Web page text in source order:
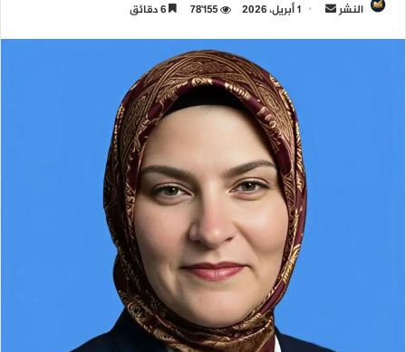
النشر 1 أبريل، 2026 78٬155